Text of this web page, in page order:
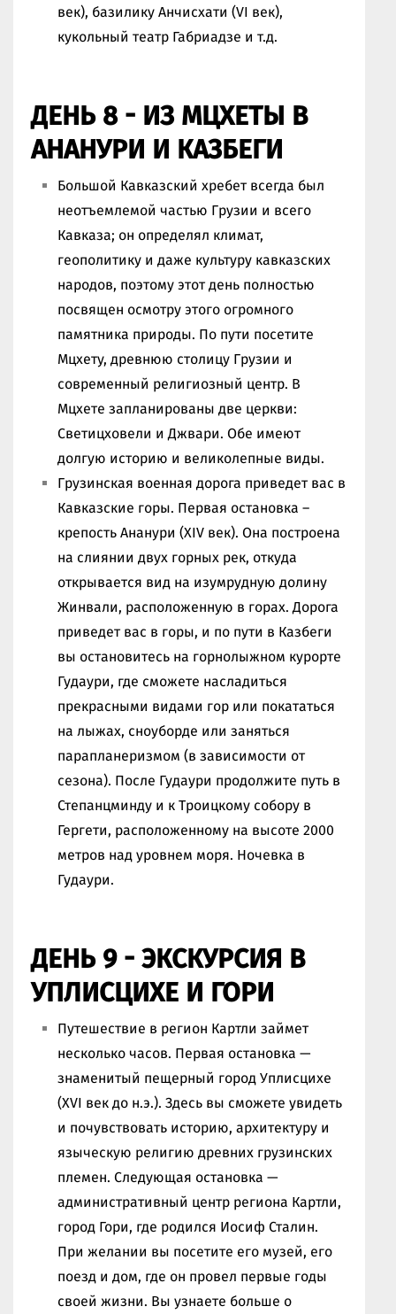
век), базилику Анчисхати (VI век),
кукольный театр Габриадзе и т.д.
ДЕНЬ 8 - ИЗ МЦХЕТЫ В
АНАНУРИ И КАЗБЕГИ
Большой Кавказский хребет всегда был
неотъемлемой частью Грузии и всего
Кавказа; он определял климат,
геополитику и даже культуру кавказских
народов, поэтому этот день полностью
посвящен осмотру этого огромного
памятника природы. По пути посетите
Мцхету, древнюю столицу Грузии и
современный религиозный центр. В
Мцхете запланированы две церкви:
Светицховели и Джвари. Обе имеют
долгую историю и великолепные виды.
Грузинская военная дорога приведет вас в
Кавказские горы. Первая остановка –
крепость Ананури (XIV век). Она построена
на слиянии двух горных рек, откуда
открывается вид на изумрудную долину
Жинвали, расположенную в горах. Дорога
приведет вас в горы, и по пути в Казбеги
вы остановитесь на горнолыжном курорте
Гудаури, где сможете насладиться
прекрасными видами гор или покататься
на лыжах, сноуборде или заняться
парапланеризмом (в зависимости от
сезона). После Гудаури продолжите путь в
Степанцминду и к Троицкому собору в
Гергети, расположенному на высоте 2000
метров над уровнем моря. Ночевка в
Гудаури.
ДЕНЬ 9 - ЭКСКУРСИЯ В
УПЛИСЦИХЕ И ГОРИ
Путешествие в регион Картли займет
несколько часов. Первая остановка —
знаменитый пещерный город Уплисцихе
(XVI век до н.э.). Здесь вы сможете увидеть
и почувствовать историю, архитектуру и
языческую религию древних грузинских
племен. Следующая остановка —
административный центр региона Картли,
город Гори, где родился Иосиф Сталин.
При желании вы посетите его музей, его
поезд и дом, где он провел первые годы
своей жизни. Вы узнаете больше о